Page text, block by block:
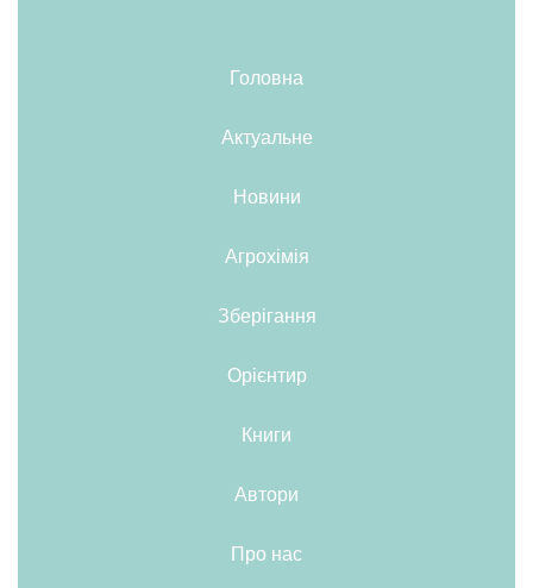
Головна
Актуальне
Новини
Агрохімія
Зберігання
Орієнтир
Книги
Автори
Про нас